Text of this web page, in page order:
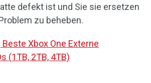
defekt ist und Sie sie ersetzen
zu beheben.
Beste Xbox One Externe
(1TB, 2TB, 4TB)